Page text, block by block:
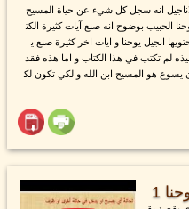
انه سجل كل شيء عن حياة المسيح
الحبيب بوضوح انه صنع آيات كثيرة الكت
انجيل يوحنا و ايات اخر كثيرة صنع ي
لم تكتب في هذا الكتاب و اما هذه فقد
يسوع هو المسيح ابن الله و لكي تكون لك
1